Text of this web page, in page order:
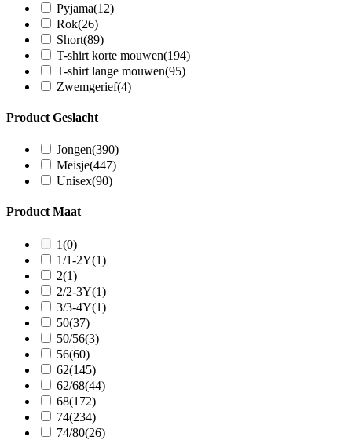
Pyjama(12)
Rok(26)
Short(89)
T-shirt korte mouwen(194)
T-shirt lange mouwen(95)
Zwemgerief(4)
Product Geslacht
Jongen(390)
Meisje(447)
Unisex(90)
Product Maat
1(0)
1/1-2Y(1)
2(1)
2/2-3Y(1)
3/3-4Y(1)
50(37)
50/56(3)
56(60)
62(145)
62/68(44)
68(172)
74(234)
74/80(26)